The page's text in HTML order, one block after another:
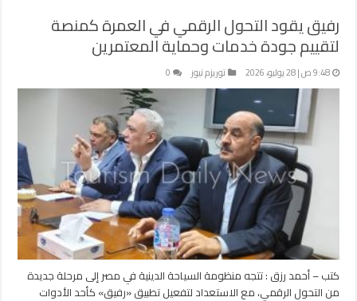
رفيق يقود التحول الرقمي في العمرة كمنصة
لتقييم جودة خدمات وحماية المعتمرين
9:48 ص | 28 يوليو، 2026 توريزم نيوز 0
كتب – أحمد رزق : تتجه منظومة السياحة الدينية في مصر إلى مرحلة جديدة
من التحول الرقمي، مع الاستعداد لتفعيل تطبيق «رفيق» كأحد الأدوات